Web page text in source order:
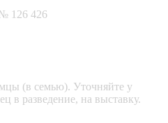
126 426
(в семью). Уточняйте у
в разведение, на выставку.